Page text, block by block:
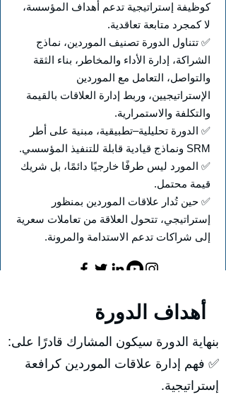
كوظيفة إستراتيجية تدعم أهداف المؤسسة،
لا كمجرد متابعة تعاقدية.
✅ تتناول الدورة تصنيف الموردين، نماذج
الشراكة، إدارة الأداء والمخاطر، بناء الثقة
والتواصل، التعامل مع الموردين
الإستراتيجيين، وربط إدارة العلاقات بالقيمة
والتكلفة والاستمرارية.
✅ الدورة تحليلية–تطبيقية، مبنية على أطر
SRM ونماذج قيادية قابلة للتنفيذ المؤسسي.
✅ المورد ليس طرفًا خارجيًا دائمًا، بل شريك
قيمة محتمل.
✅ حين تُدار علاقات الموردين بمنظور
إستراتيجي، تتحول العلاقة من تعاملات سعرية
إلى شراكات تدعم الاستدامة والمرونة.
بنهاية الدورة سيكون المشارك قادرًا على:
✅ فهم إدارة علاقات الموردين كرافعة
إستراتيجية.